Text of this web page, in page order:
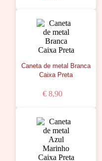
Caneta de metal Branca
Caixa Preta
€ 8,90